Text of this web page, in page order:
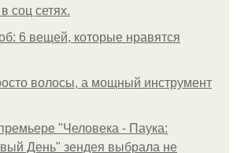
соц сетях.
6 вещей, которые нравятся
волосы, а мощный инструмент
"Человека - Паука:
День" зендея выбрала не